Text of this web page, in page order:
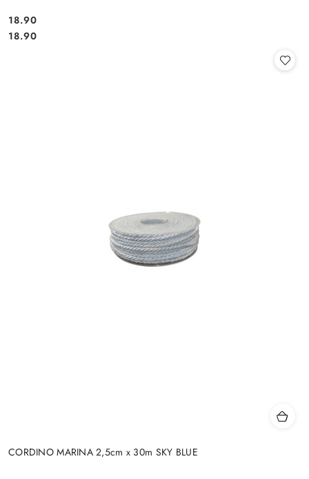
Cena:
18.90
Cena:
18.90
CORDINO MARINA 2,5cm x 30m SKY BLUE